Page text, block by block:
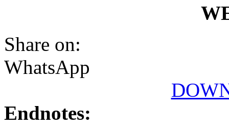
Share on:
WhatsApp
Endnotes: